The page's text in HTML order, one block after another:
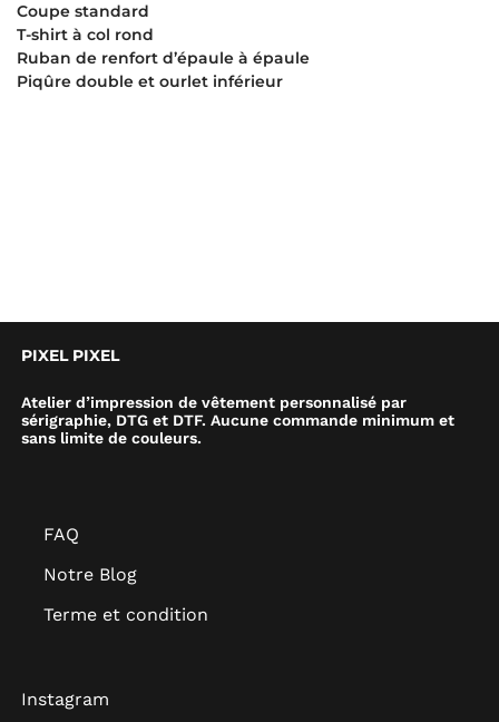
Coupe standard
T-shirt à col rond
Ruban de renfort d’épaule à épaule
Piqûre double et ourlet inférieur
PIXEL PIXEL
Atelier d’impression de vêtement personnalisé par
sérigraphie, DTG et DTF. Aucune commande minimum et
sans limite de couleurs.
FAQ
Notre Blog
Terme et condition
Instagram